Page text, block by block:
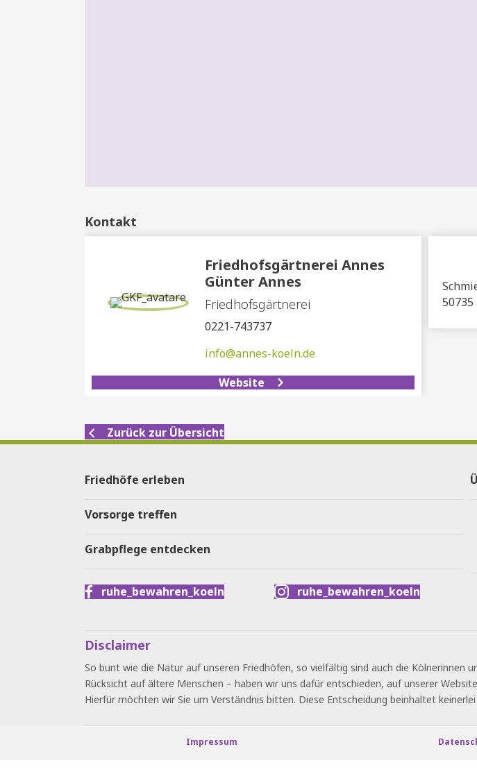
Kontakt
Friedhofsgärtnerei Annes
Günter Annes
Friedhofsgärtnerei
0221-743737
info@annes-koeln.de
Website
50735
Zurück zur Übersicht
Friedhöfe erleben
Vorsorge treffen
Grabpflege entdecken
ruhe_bewahren_koeln ruhe_bewahren_koeln
Disclaimer
So bunt wie die Natur auf unseren Friedhöfen, so vielfältig sind auch die Kölnerinnen
Rücksicht auf ältere Menschen – haben wir uns dafür entschieden, auf unserer
Hierfür möchten wir Sie um Verständnis bitten. Diese Entscheidung beinhaltet
Impressum